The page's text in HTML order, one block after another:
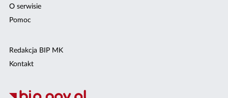
O serwisie
Pomoc
Redakcja BIP MK
Kontakt